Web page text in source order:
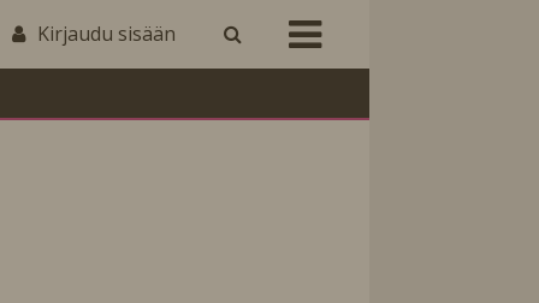
Kirjaudu sisään